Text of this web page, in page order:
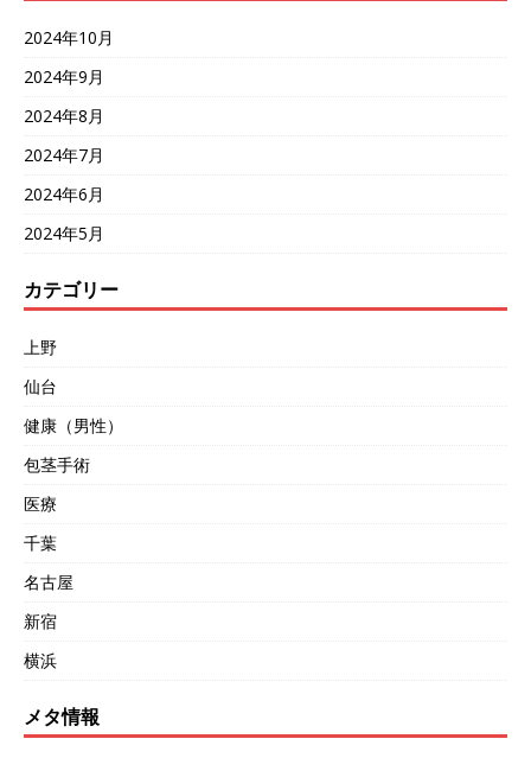
2024年10月
2024年9月
2024年8月
2024年7月
2024年6月
2024年5月
カテゴリー
上野
仙台
健康（男性）
包茎手術
医療
千葉
名古屋
新宿
横浜
メタ情報